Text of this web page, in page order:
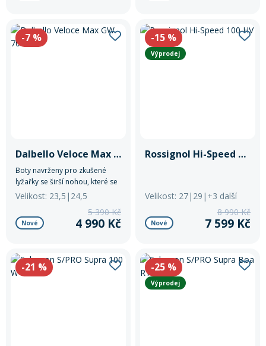
-7 %
Dalbello Veloce Max GW 70 W
Boty navrženy pro zkušené
lyžařky se širší nohou, které se
chtějí dále zlepšovat.
Velikost: 23,5|24,5
Nové
5 390 Kč
4 990 Kč
-15 %
Výprodej
Rossignol Hi-Speed 100 HV
Velikost: 27|29|+3 další
Nové
8 990 Kč
7 599 Kč
-21 % -25 %
Výprodej